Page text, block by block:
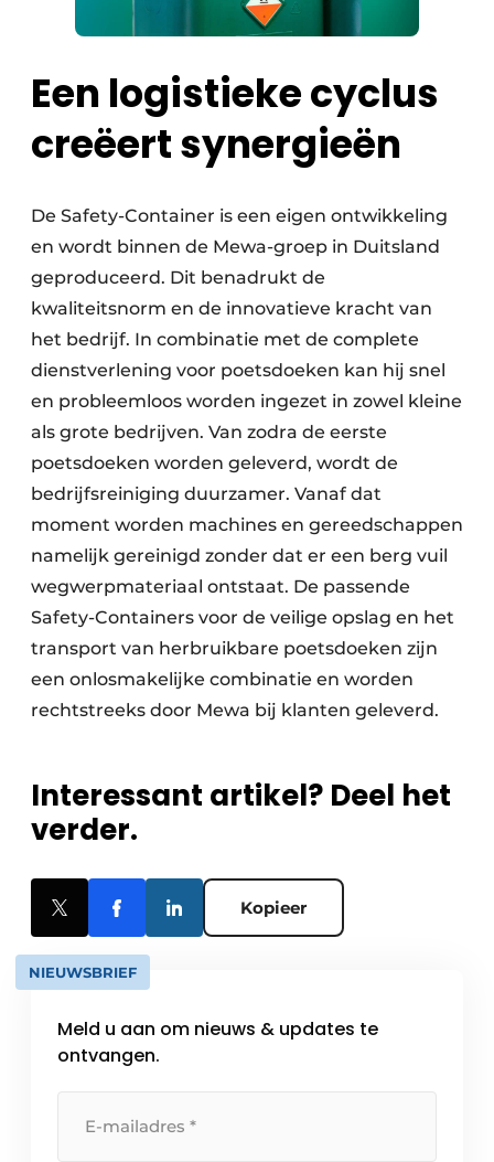
Een logistieke cyclus
creëert synergieën
De Safety-Container is een eigen ontwikkeling
en wordt binnen de Mewa-groep in Duitsland
geproduceerd. Dit benadrukt de
kwaliteitsnorm en de innovatieve kracht van
het bedrijf. In combinatie met de complete
dienstverlening voor poetsdoeken kan hij snel
en probleemloos worden ingezet in zowel kleine
als grote bedrijven. Van zodra de eerste
poetsdoeken worden geleverd, wordt de
bedrijfsreiniging duurzamer. Vanaf dat
moment worden machines en gereedschappen
namelijk gereinigd zonder dat er een berg vuil
wegwerpmateriaal ontstaat. De passende
Safety-Containers voor de veilige opslag en het
transport van herbruikbare poetsdoeken zijn
een onlosmakelijke combinatie en worden
rechtstreeks door Mewa bij klanten geleverd.
Interessant artikel? Deel het
verder.
Kopieer
NIEUWSBRIEF
Meld u aan om nieuws & updates te
ontvangen.